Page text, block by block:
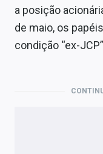
a posição
de maio, os
condição “ex-